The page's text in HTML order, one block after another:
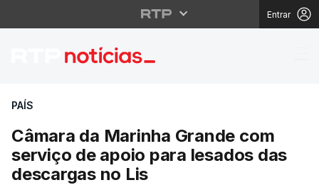
Entrar
Câmara da Marinha
PAÍS
Câmara da Marinha Grande com
serviço de apoio para lesados das
descargas no Lis